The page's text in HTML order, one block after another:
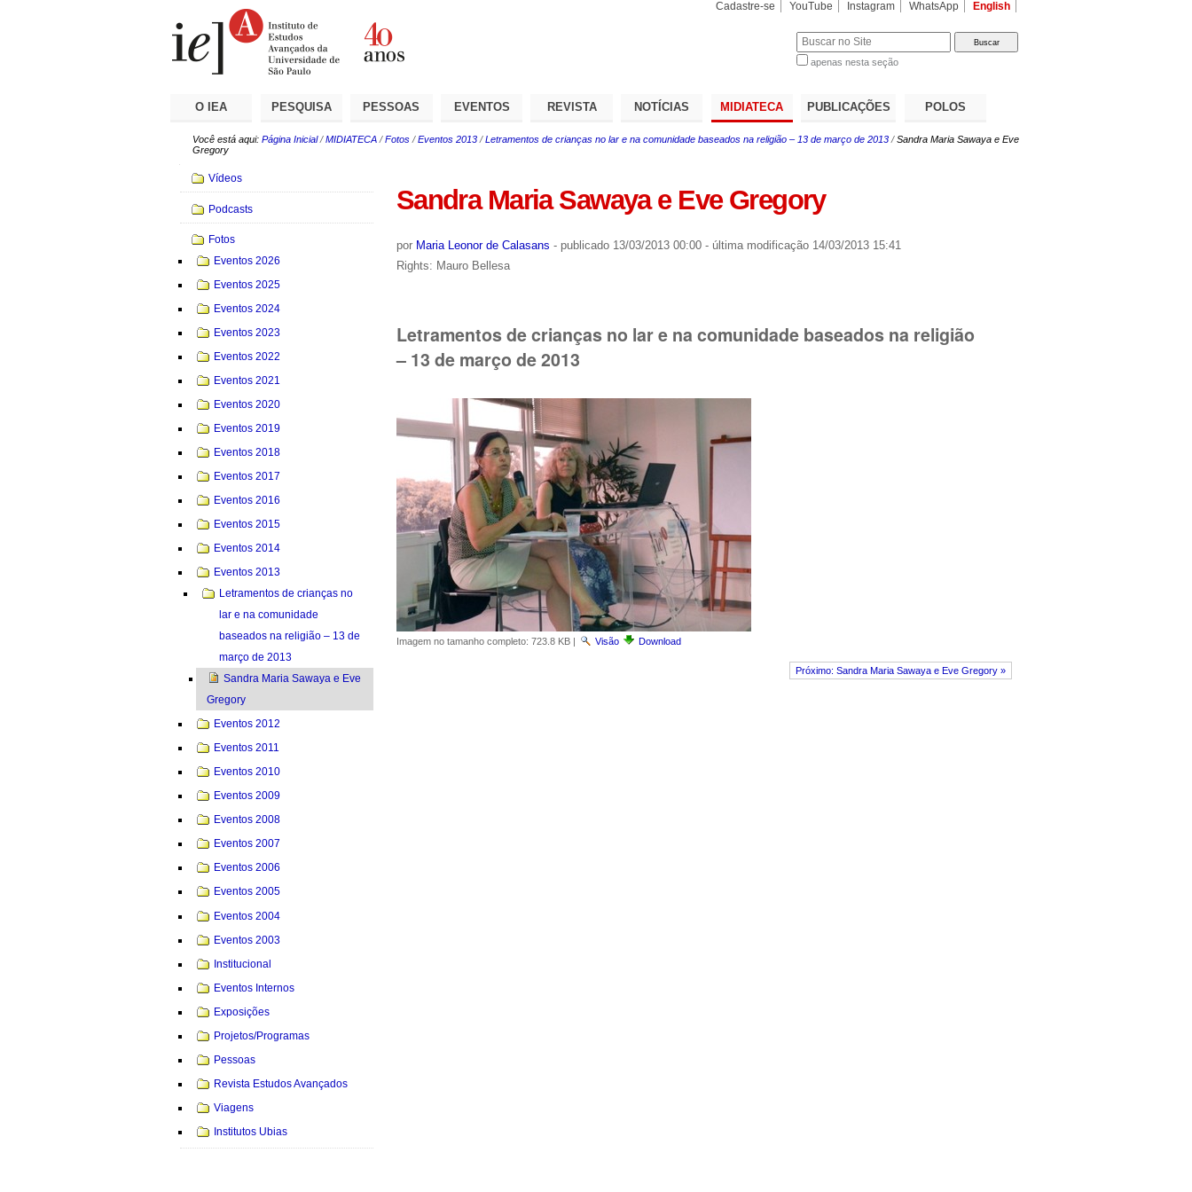
Cadastre-se YouTube Instagram WhatsApp English
apenas nesta seção
O IEA PESQUISA PESSOAS EVENTOS REVISTA NOTÍCIAS MIDIATECA PUBLICAÇÕES POLOS
Você está aqui: Página Inicial /MIDIATECA /Fotos /Eventos 2013 /Letramentos de crianças no lar e na comunidade baseados na religião – 13 de março de 2013 /Sandra Maria Sawaya e Eve
Gregory
Sandra Maria Sawaya e Eve Gregory
por Maria Leonor de Calasans - publicado13/03/2013 00:00 - última modificação14/03/2013 15:41
Rights: Mauro Bellesa
Letramentos de crianças no lar e na comunidade baseados na religião
– 13 de março de 2013
Imagem no tamanho completo: 723.8 KB| Visão Download
Próximo: Sandra Maria Sawaya e Eve Gregory »
Navegação
Vídeos
Podcasts
Fotos
Eventos 2026
Eventos 2025
Eventos 2024
Eventos 2023
Eventos 2022
Eventos 2021
Eventos 2020
Eventos 2019
Eventos 2018
Eventos 2017
Eventos 2016
Eventos 2015
Eventos 2014
Eventos 2013
Letramentos de crianças no
lar e na comunidade
baseados na religião – 13 de
março de 2013
Sandra Maria Sawaya e Eve
Gregory
Eventos 2012
Eventos 2011
Eventos 2010
Eventos 2009
Eventos 2008
Eventos 2007
Eventos 2006
Eventos 2005
Eventos 2004
Eventos 2003
Institucional
Eventos Internos
Exposições
Projetos/Programas
Pessoas
Revista Estudos Avançados
Viagens
Institutos Ubias